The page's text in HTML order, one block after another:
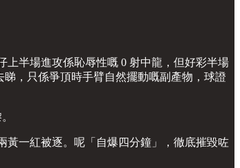
上半場進攻係恥辱性嘅 0 射中龍，但好彩半場
，只係爭頂時手臂自然擺動嘅副產物，球證
黃一紅被逐。呢「自爆四分鐘」，徹底摧毀咗